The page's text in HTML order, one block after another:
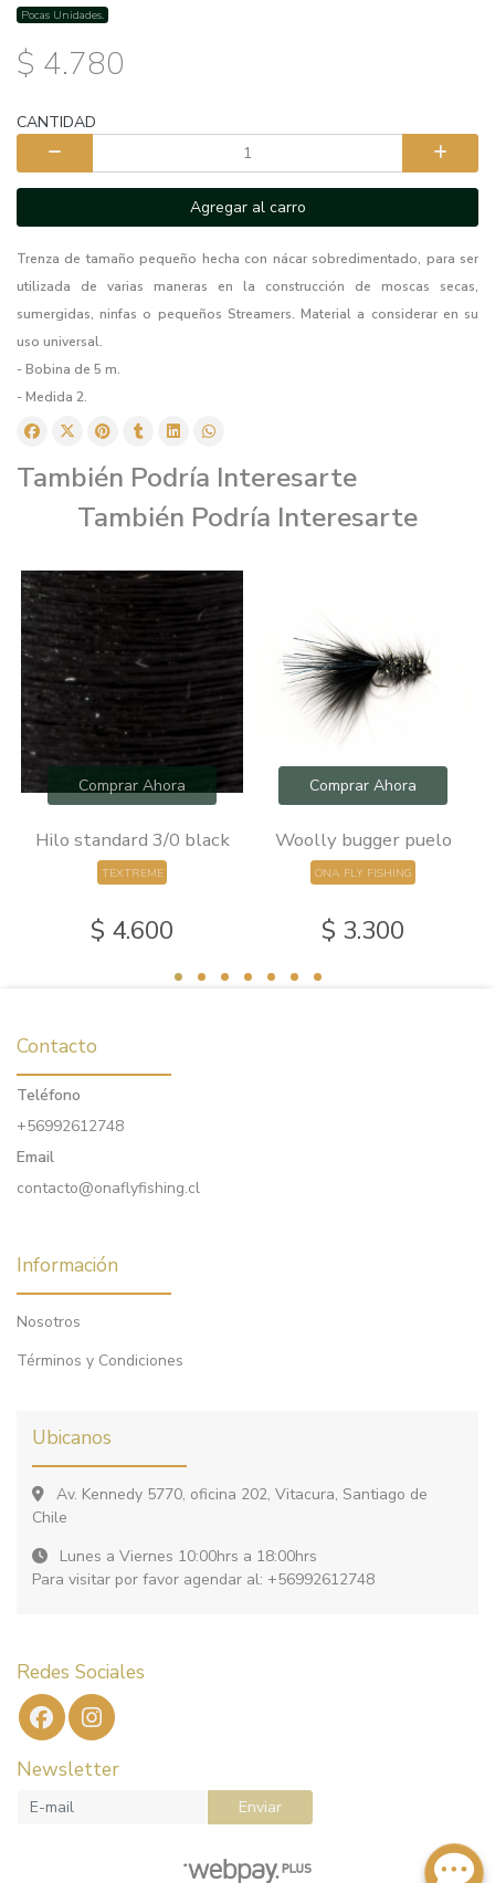
Pocas Unidades.
$ 4.780
CANTIDAD
Agregar al carro
Trenza de tamaño pequeño hecha con nácar sobredimentado, para ser
utilizada de varias maneras en la construcción de moscas secas,
sumergidas, ninfas o pequeños Streamers. Material a considerar en su
uso universal.
- Bobina de 5 m.
- Medida 2.
También Podría Interesarte
También Podría Interesarte
Comprar Ahora
Hilo standard 3/0 black
TEXTREME
$ 4.600
Comprar Ahora
Woolly bugger puelo
ONA FLY FISHING
$ 3.300
Contacto
Teléfono
+56992612748
Email
contacto@onaflyfishing.cl
Información
Nosotros
Términos y Condiciones
Ubicanos
Av. Kennedy 5770, oficina 202, Vitacura, Santiago de
Chile
Lunes a Viernes 10:00hrs a 18:00hrs
Para visitar por favor agendar al: +56992612748
Redes Sociales
Newsletter
Enviar